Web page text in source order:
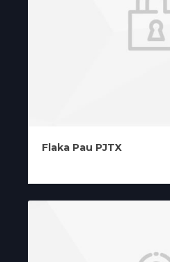
Flaka Pau PJTX